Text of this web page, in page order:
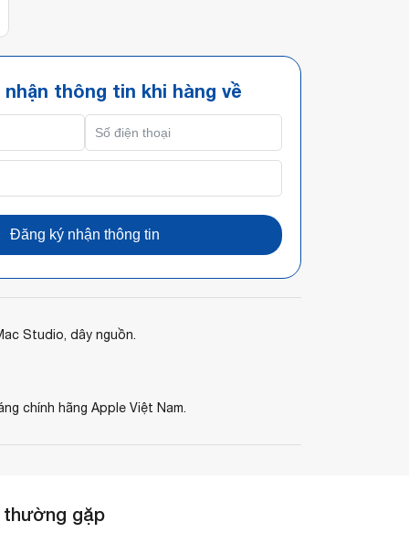
thông tin khi hàng về
Đăng ký nhận thông tin
Studio, dây nguồn.
chính hãng Apple Việt Nam.
thường gặp